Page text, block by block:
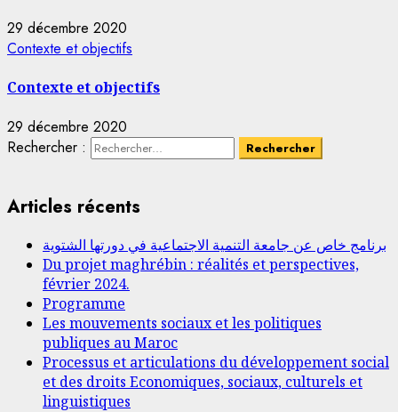
29 décembre 2020
Contexte et objectifs
Contexte et objectifs
29 décembre 2020
Rechercher :
Articles récents
برنامج خاص عن جامعة التنمية الاجتماعية في دورتها الشتوية
Du projet maghrébin : réalités et perspectives,
février 2024.
Programme
Les mouvements sociaux et les politiques
publiques au Maroc
Processus et articulations du développement social
et des droits Economiques, sociaux, culturels et
linguistiques